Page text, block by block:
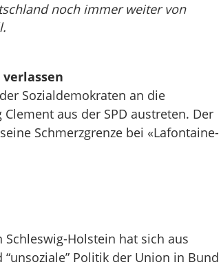
noch immer weiter von
Sozialdemokraten an die
aus der SPD austreten. Der
Schmerzgrenze bei «Lafontaine-
Holstein hat sich aus
“unsoziale” Politik der Union in Bund